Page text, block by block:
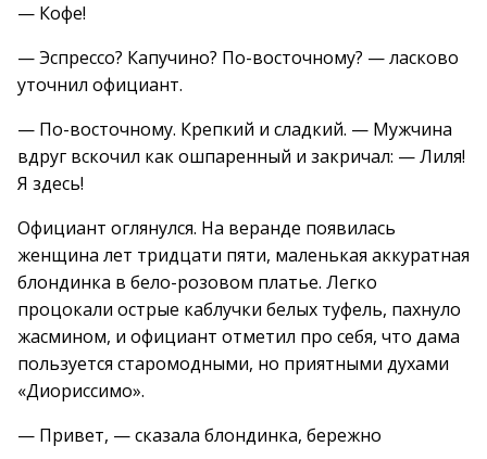
— Кофе!
— Эспрессо? Капучино? По-восточному? — ласково
уточнил официант.
— По-восточному. Крепкий и сладкий. — Мужчина
вдруг вскочил как ошпаренный и закричал: — Лиля!
Я здесь!
Официант оглянулся. На веранде появилась
женщина лет тридцати пяти, маленькая аккуратная
блондинка в бело-розовом платье. Легко
процокали острые каблучки белых туфель, пахнуло
жасмином, и официант отметил про себя, что дама
пользуется старомодными, но приятными духами
«Диориссимо».
— Привет, — сказала блондинка, бережно